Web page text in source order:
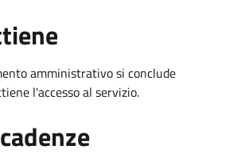
amministrativo si conclude
l'accesso al servizio.